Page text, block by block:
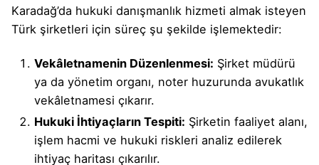
Karadağ’da hukuki danışmanlık hizmeti almak isteyen
Türk şirketleri için süreç şu şekilde işlemektedir:
Vekâletnamenin Düzenlenmesi: Şirket müdürü
ya da yönetim organı, noter huzurunda avukatlık
vekâletnamesi çıkarır.
Hukuki İhtiyaçların Tespiti: Şirketin faaliyet alanı,
işlem hacmi ve hukuki riskleri analiz edilerek
ihtiyaç haritası çıkarılır.